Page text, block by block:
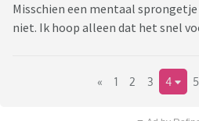
Misschien een mentaal
niet. Ik hoop alleen dat het snel
« 1 2 3 4 5